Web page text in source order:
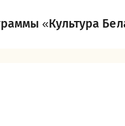
«Культура